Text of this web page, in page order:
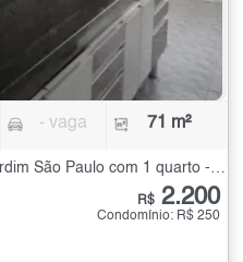
- vaga 71 m²
Apartamento para Alugar no Jardim São Paulo com 1 quarto - 71 m²
R$ 2.200
Condomínio: R$ 250